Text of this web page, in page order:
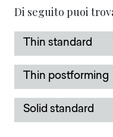
Di seguito puoi
Thin standard
Thin postforming
Solid standard